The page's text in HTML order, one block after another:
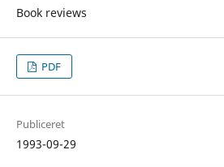
Book reviews
PDF
Publiceret
1993-09-29